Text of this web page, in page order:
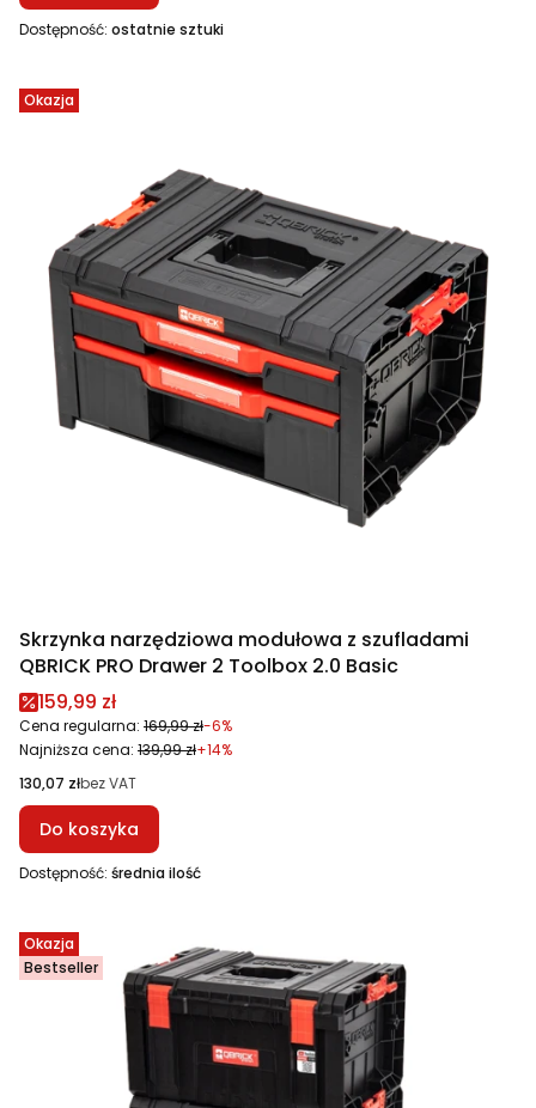
Dostępność: ostatnie sztuki
Okazja
Skrzynka narzędziowa modułowa z szufladami
QBRICK PRO Drawer 2 Toolbox 2.0 Basic
Cena promocyjna
159,99 zł
Cena regularna: 169,99 zł-6%
Najniższa cena: 139,99 zł+14%
Cena
130,07 złbez VAT
Do koszyka
Dostępność: średnia ilość
Okazja
Bestseller